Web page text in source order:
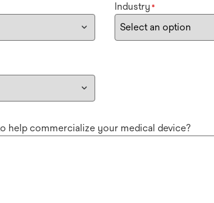
Industry *
help commercialize your medical device?